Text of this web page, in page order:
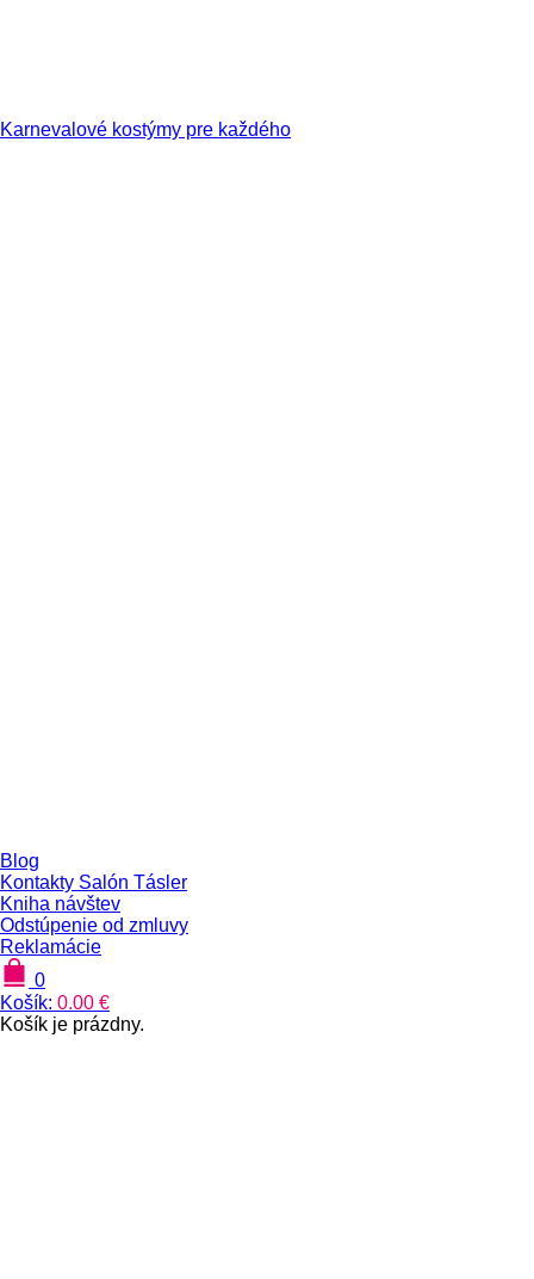
Karnevalové kostýmy pre každého
Blog
Kontakty Salón Tásler
Kniha návštev
Odstúpenie od zmluvy
Reklamácie
0
Košík: 0.00 €
Košík je prázdny.